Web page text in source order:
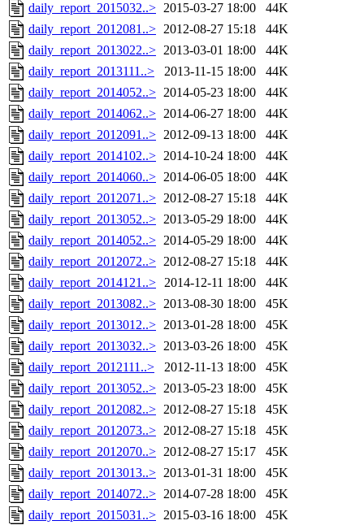
daily_report_2015032..> 2015-03-27 18:00
44K
daily_report_2012081..> 2012-08-27 15:18
44K
daily_report_2013022..> 2013-03-01 18:00
44K
daily_report_2013111..>
2013-11-15 18:00
44K
daily_report_2014052..> 2014-05-23 18:00
44K
daily_report_2014062..> 2014-06-27 18:00
44K
daily_report_2012091..> 2012-09-13 18:00
44K
daily_report_2014102..> 2014-10-24 18:00
44K
daily_report_2014060..> 2014-06-05 18:00
44K
daily_report_2012071..> 2012-08-27 15:18
44K
daily_report_2013052..> 2013-05-29 18:00
44K
daily_report_2014052..> 2014-05-29 18:00
44K
daily_report_2012072..> 2012-08-27 15:18
44K
daily_report_2014121..> 2014-12-11 18:00
44K
daily_report_2013082..> 2013-08-30 18:00
45K
daily_report_2013012..> 2013-01-28 18:00
45K
daily_report_2013032..> 2013-03-26 18:00
45K
daily_report_2012111..>
2012-11-13 18:00
45K
daily_report_2013052..> 2013-05-23 18:00
45K
daily_report_2012082..> 2012-08-27 15:18
45K
daily_report_2012073..> 2012-08-27 15:18
45K
daily_report_2012070..> 2012-08-27 15:17
45K
daily_report_2013013..> 2013-01-31 18:00
45K
daily_report_2014072..> 2014-07-28 18:00
45K
daily_report_2015031..> 2015-03-16 18:00 45K